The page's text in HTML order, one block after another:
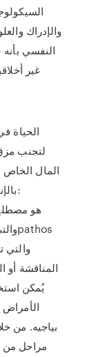
والإدراك
النفسي بأنه
غير
الحياة
لتجنب
المال
المناقشة أو
يُمكن
الأمراض
بياجيه. من
مراحل من